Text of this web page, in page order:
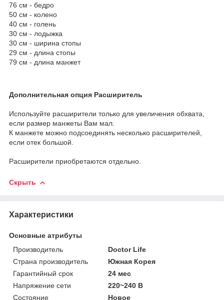
76 см - бедро
50 см - колено
40 см - голень
30 см - лодыжка
30 см - ширина стопы
29 см - длина стопы
79 см - длина манжет
Дополнительная опция Расширитель
Используйте расширители только для увеличения обхвата,
если размер манжеты Вам мал.
К манжете можно подсоединять несколько расширителей,
если отек большой.
Расширители приобретаются отдельно.
Скрыть
Характеристики
Основные атрибуты
Производитель
Doctor Life
Страна производитель
Южная Корея
Гарантийный срок
24 мес
Напряжение сети
220~240 В
Состояние
Новое